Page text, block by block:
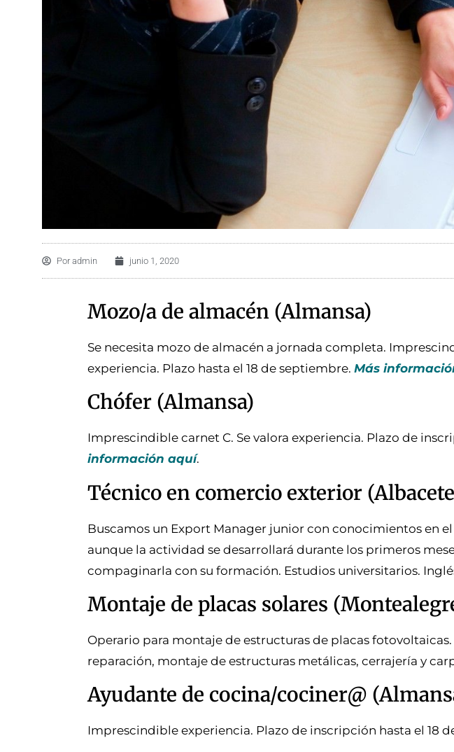
Por admin junio 1, 2020
Mozo/a de almacén (Almansa)
Se necesita mozo de almacén a jornada completa.
experiencia. Plazo hasta el 18 de septiembre. Más
Chófer (Almansa)
Imprescindible carnet C. Se valora experiencia. Plazo de
información aquí.
Técnico en comercio exterior
Buscamos un Export Manager junior con conocimientos en
aunque la actividad se desarrollará durante los primeros
compaginarla con su formación. Estudios universitarios.
Montaje de placas solares
Operario para montaje de estructuras de placas
reparación, montaje de estructuras metálicas, cerrajería y
Ayudante de cocina/cociner@
Imprescindible experiencia. Plazo de inscripción hasta el 18